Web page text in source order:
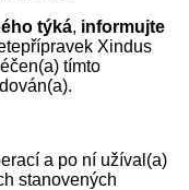
týká, informujte
Xindus
tímto
a po ní užíval(a)
stanovených